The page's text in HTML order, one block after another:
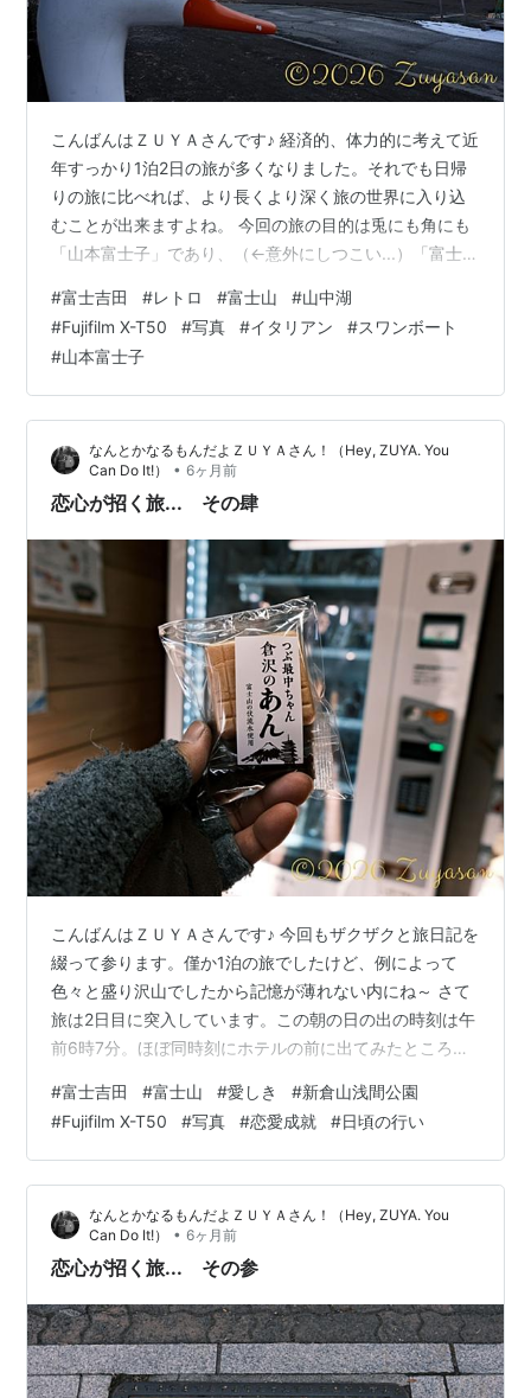
こんばんはＺＵＹＡさんです♪ 経済的、体力的に考えて近
年すっかり1泊2日の旅が多くなりました。それでも日帰
りの旅に比べれば、より長くより深く旅の世界に入り込
むことが出来ますよね。 今回の旅の目的は兎にも角にも
「山本富士子」であり、（←意外にしつこい...）「富士
恋心を抱いた旅（非日常）は終焉と向かってしまっても
おかしなことではないかも。 だって…とりあえず恋愛成
就したわけですからね～😉 ちなみに富士山がくっきり見
られるのは、年間150日ぐらいだとか。と言うことは2日
間滞在しても見られない時は見られないわけです。ちな
みにＺＵＹＡさんが拝めたのは4…
#富士吉田 #レトロ #富士山 #山中湖
#Fujifilm X-T50 #写真 #イタリアン #スワンボート
#山本富士子
なんとかなるもんだよＺＵＹＡさん！（Hey, ZUYA. You
Can Do It!）
• 6ヶ月前
恋心が招く旅... その肆
こんばんはＺＵＹＡさんです♪ 今回もザクザクと旅日記を
綴って参ります。僅か1泊の旅でしたけど、例によって
色々と盛り沢山でしたから記憶が薄れない内にね～ さて
旅は2日目に突入しています。この朝の日の出の時刻は午
前6時7分。ほぼ同時刻にホテルの前に出てみたところ昨
もうここまで来ると自分の力ではどうすることも出来な
いと開き直って、今日もさっさと割り切って過ごそうと
決めました。 気温は－5℃。久々に体験する寒さです。
温かいコーヒーを飲もうとホテルの前を通る通称“富士み
ち”を、800ｍほど下ったところにあるコンビニへ。ええ
昨夜も立ち寄ったコンビニで…
#富士吉田 #富士山 #愛しき #新倉山浅間公園
#Fujifilm X-T50 #写真 #恋愛成就 #日頃の行い
なんとかなるもんだよＺＵＹＡさん！（Hey, ZUYA. You
Can Do It!）
• 6ヶ月前
恋心が招く旅... その参